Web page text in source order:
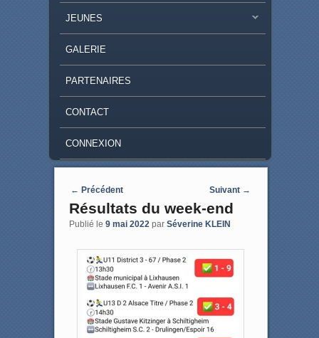
JEUNES
GALERIE
PARTENAIRES
CONTACT
CONNEXION
Post navigation
← Précédent Suivant →
Résultats du week-end
Publié le 9 mai 2022 par Séverine KLEIN